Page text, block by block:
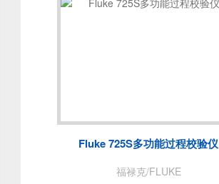
BNC
Fluke 725S多功能过程校验仪
福禄克/FLUKE